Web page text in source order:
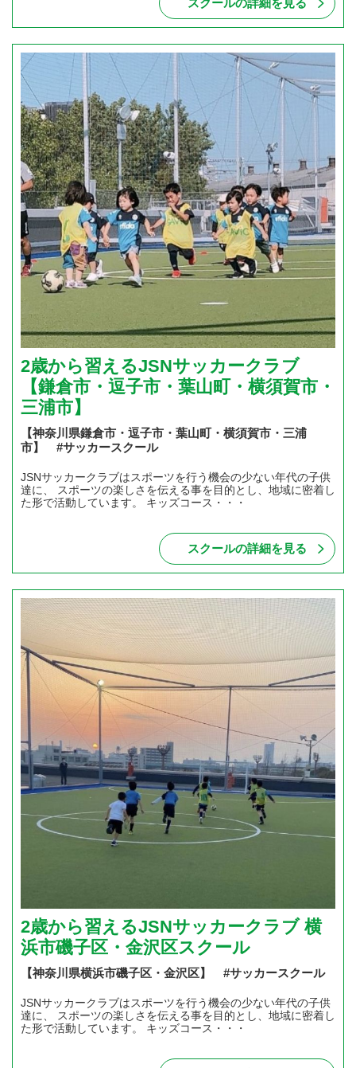
スクールの詳細を見る
2歳から習えるJSNサッカークラブ
【鎌倉市・逗子市・葉山町・横須賀市・
三浦市】
【神奈川県鎌倉市・逗子市・葉山町・横須賀市・三浦
市】 #サッカースクール
JSNサッカークラブはスポーツを行う機会の少ない年代の子供
達に、 スポーツの楽しさを伝える事を目的とし、地域に密着し
た形で活動しています。 キッズコース・・・
スクールの詳細を見る
2歳から習えるJSNサッカークラブ 横
浜市磯子区・金沢区スクール
【神奈川県横浜市磯子区・金沢区】 #サッカースクール
JSNサッカークラブはスポーツを行う機会の少ない年代の子供
達に、 スポーツの楽しさを伝える事を目的とし、地域に密着し
た形で活動しています。 キッズコース・・・